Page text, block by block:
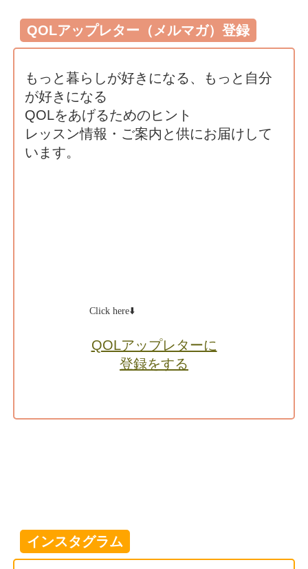
QOLアップレター（メルマガ）登録
もっと暮らしが好きになる、もっと自分
が好きになる
QOLをあげるためのヒント
レッスン情報・ご案内と供にお届けして
います。
Click here⬇️
QOLアップレターに
登録をする
インスタグラム